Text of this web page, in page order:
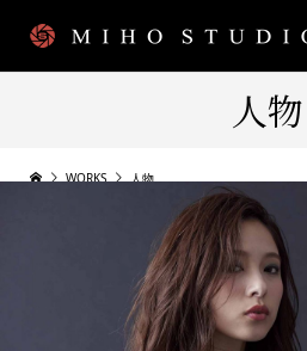
人物
WORKS 人物